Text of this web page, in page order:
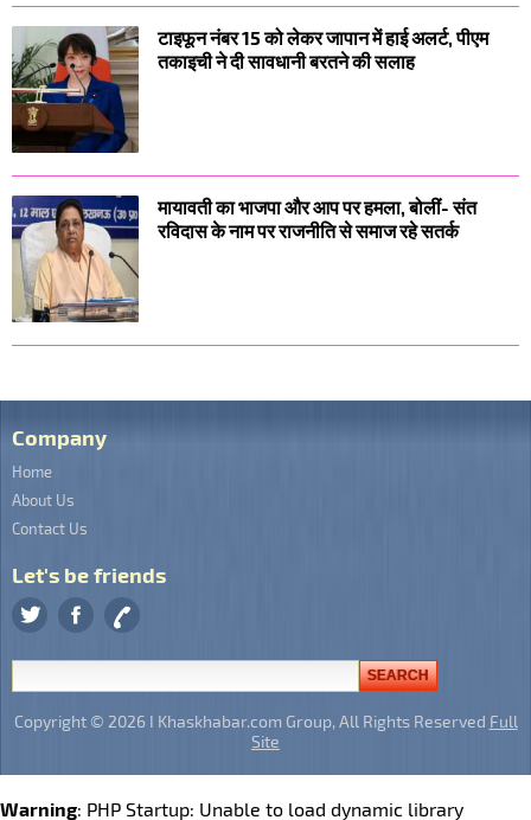
टाइफून नंबर 15 को लेकर जापान में हाई अलर्ट, पीएम
तकाइची ने दी सावधानी बरतने की सलाह
मायावती का भाजपा और आप पर हमला, बोलीं- संत
रविदास के नाम पर राजनीति से समाज रहे सतर्क
Company
Home
About Us
Contact Us
Let's be friends
Copyright © 2026 I Khaskhabar.com Group, All Rights Reserved Full
Site
Warning: PHP Startup: Unable to load dynamic library